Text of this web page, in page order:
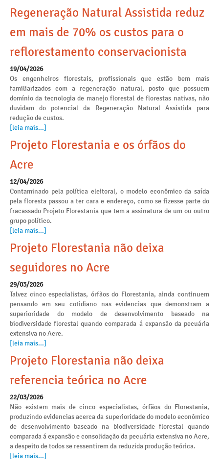
Regeneração Natural Assistida reduz
em mais de 70% os custos para o
reflorestamento conservacionista
19/04/2026
Os engenheiros florestais, profissionais que estão bem mais
familiarizados com a regeneração natural, posto que possuem
domínio da tecnologia de manejo florestal de florestas nativas, não
duvidam do potencial da Regeneração Natural Assistida para
redução de custos.
[leia mais...]
Projeto Florestania e os órfãos do
Acre
12/04/2026
Contaminado pela política eleitoral, o modelo econômico da saída
pela floresta passou a ter cara e endereço, como se fizesse parte do
fracassado Projeto Florestania que tem a assinatura de um ou outro
grupo político.
[leia mais...]
Projeto Florestania não deixa
seguidores no Acre
29/03/2026
Talvez cinco especialistas, órfãos do Florestania, ainda continuem
pensando em seu cotidiano nas evidencias que demonstram a
superioridade do modelo de desenvolvimento baseado na
biodiversidade florestal quando comparada á expansão da pecuária
extensiva no Acre.
[leia mais...]
Projeto Florestania não deixa
referencia teórica no Acre
22/03/2026
Não existem mais de cinco especialistas, órfãos do Florestania,
produzindo evidencias acerca da superioridade do modelo econômico
de desenvolvimento baseado na biodiversidade florestal quando
comparada á expansão e consolidação da pecuária extensiva no Acre,
a despeito de todos se ressentirem da reduzida produção teórica.
[leia mais...]